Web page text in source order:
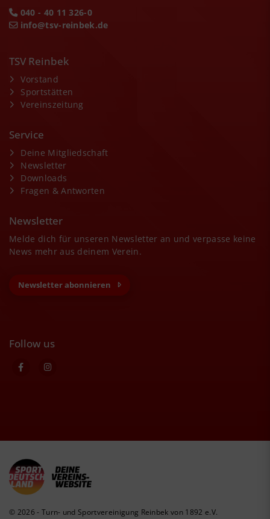
040 - 40 11 326-0
info@tsv-reinbek.de
TSV Reinbek
Vorstand
Sportstätten
Vereinszeitung
Service
Deine Mitgliedschaft
Newsletter
Downloads
Fragen & Antworten
Newsletter
Melde dich für unseren Newsletter an und verpasse keine
News mehr aus deinem Verein.
Newsletter abonnieren
Follow us
© 2026 - Turn- und Sportvereinigung Reinbek von 1892 e.V.